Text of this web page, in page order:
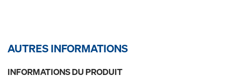
AUTRES INFORMATIONS
INFORMATIONS DU PRODUIT